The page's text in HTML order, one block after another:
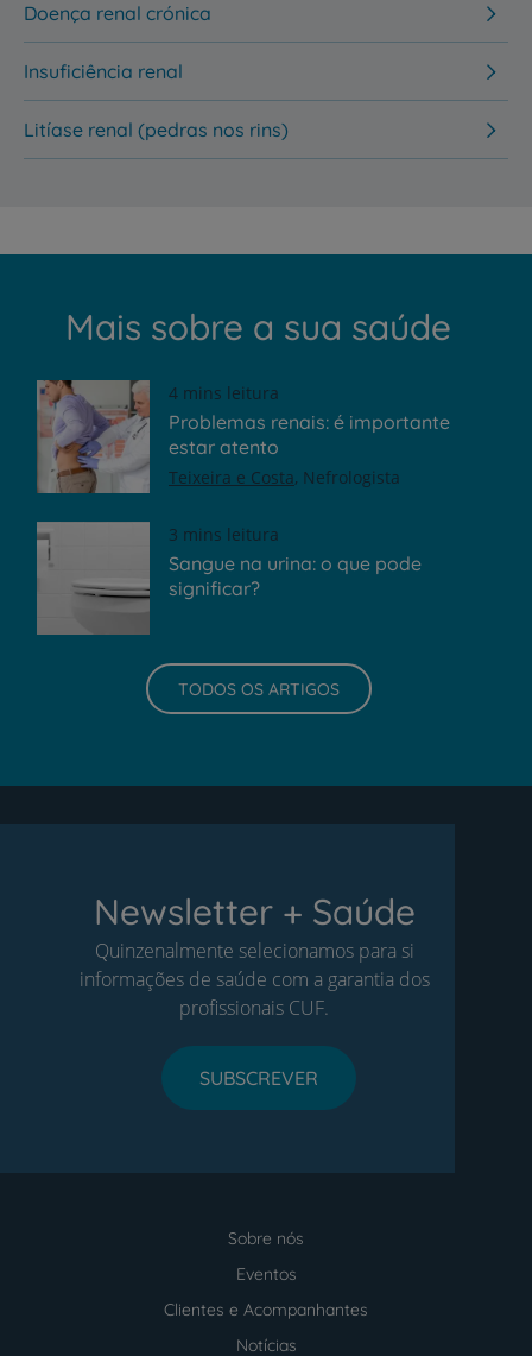
Doença renal crónica
Insuficiência renal
Litíase renal (pedras nos rins)
Mais sobre a sua saúde
4 mins leitura
Problemas renais: é importante
estar atento
Teixeira e Costa Nefrologista
3 mins leitura
Sangue na urina: o que pode
significar?
TODOS OS ARTIGOS
Newsletter + Saúde
Quinzenalmente selecionamos para si
informações de saúde com a garantia dos
profissionais CUF.
SUBSCREVER
Sobre nós
Eventos
Clientes e Acompanhantes
Notícias